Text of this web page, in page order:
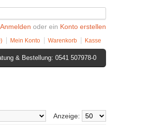
Anmelden oder ein Konto erstellen
Mein Konto Warenkorb Kasse
& Bestellung: 0541 507978-0
Anzeige: